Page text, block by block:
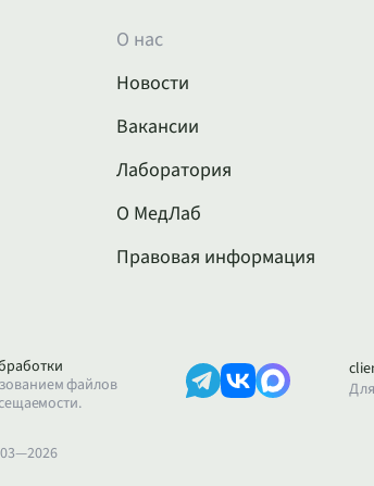
О нас
Новости
Вакансии
Лаборатория
О МедЛаб
Правовая информация
файлов